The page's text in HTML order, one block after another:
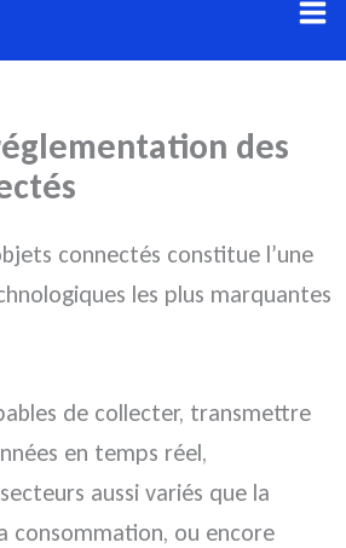
des
connectés constitue l’une
les plus marquantes
de collecter, transmettre
en temps réel,
aussi variés que la
consommation, ou encore